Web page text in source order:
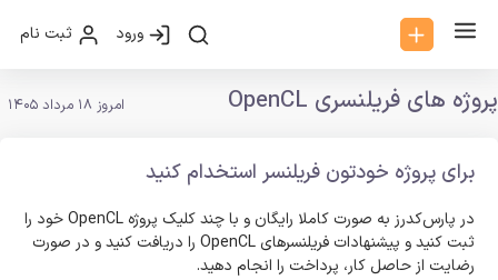
ورود ثبت نام
پروژه های فریلنسری OpenCL امروز 18 مرداد 1405
برای پروژه خودتون فریلنسر استخدام کنید
در پارس‌کدرز به صورت کاملا رایگان و با چند کلیک پروژه OpenCL خود را
ثبت کنید و پیشنهادات فریلنسر‌های OpenCL را دریافت کنید و در صورت
رضایت از حاصل کار، پرداخت را انجام دهید.